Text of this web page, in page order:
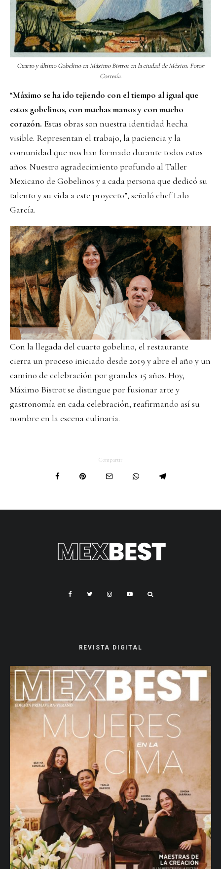
Cuarto y último Gobelino en Máximo Bistrot en la ciudad de México. Fotos:
Cortesía.
“Máximo se ha ido tejiendo con el tiempo al igual que
estos gobelinos, con muchas manos y con mucho
corazón. Estas obras son nuestra identidad hecha
visible. Representan el trabajo, la paciencia y la
comunidad que nos han formado durante todos estos
años. Nuestro agradecimiento profundo al Taller
Mexicano de Gobelinos y a cada persona que dedicó su
talento y su vida a este proyecto”, señaló chef Lalo
García.
Con la llegada del cuarto gobelino, el restaurante
cierra un proceso iniciado desde 2019 y abre el año y un
camino de celebración por grandes 15 años. Hoy,
Máximo Bistrot se distingue por fusionar arte y
gastronomía en cada celebración, reafirmando así su
nombre en la escena culinaria.
Compartir
REVISTA DIGITAL